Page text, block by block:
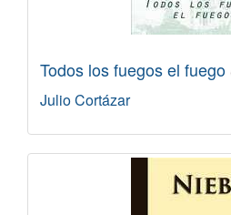
Todos los fuegos el fuego
Julio Cortázar